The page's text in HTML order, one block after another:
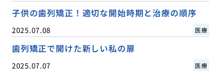
子供の歯列矯正！適切な開始時期と治療の順序
2025.07.08 医療
歯列矯正で開けた新しい私の扉
2025.07.07 医療